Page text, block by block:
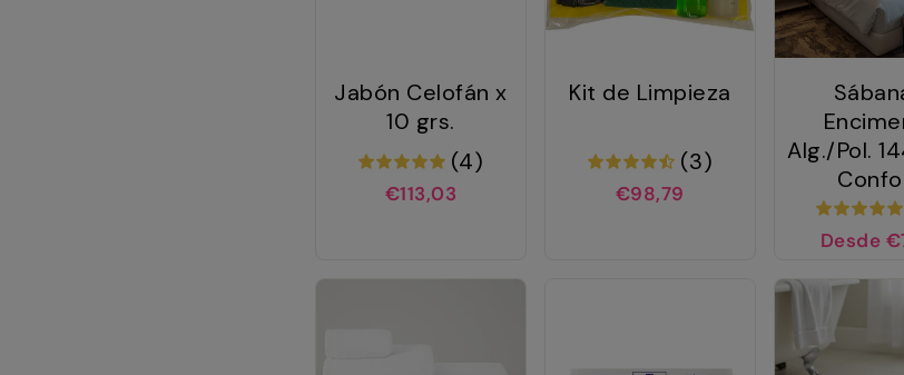
Jabón Celofán x
10 grs.
(4)
€113,03
Kit de Limpieza
(3)
€98,79
Alg./Pol.
Desde